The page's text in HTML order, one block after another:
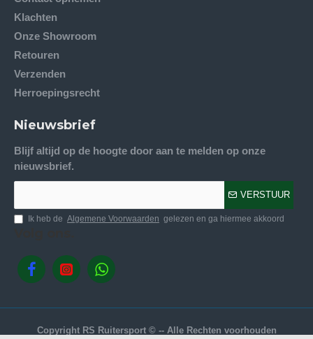
Klachten
Onze Showroom
Retouren
Verzenden
Herroepingsrecht
Nieuwsbrief
Blijf altijd op de hoogte door aan te melden op onze
nieuwsbrief.
VERSTUUR
Ik heb de Algemene Voorwaarden gelezen en ga hiermee akkoord
Copyright RS Ruitersport © -- Alle Rechten voorhouden